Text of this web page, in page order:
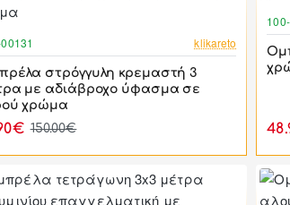
klikareto
στρόγγυλη κρεμαστή 3
με αδιάβροχο ύφασμα σε
χρώμα
150.00€